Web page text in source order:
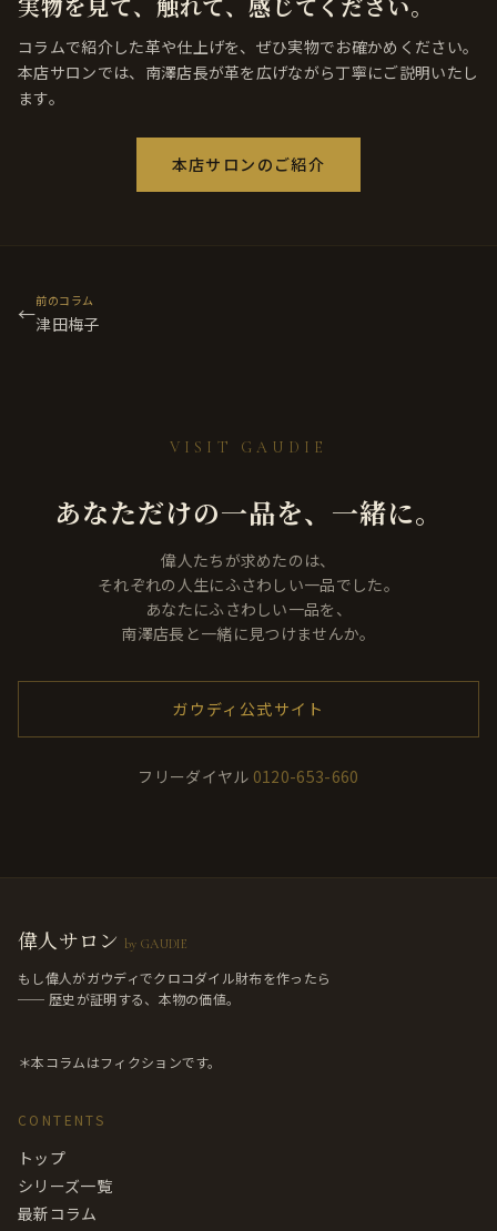
実物を見て、触れて、感じてください。
コラムで紹介した革や仕上げを、ぜひ実物でお確かめください。
本店サロンでは、南澤店長が革を広げながら丁寧にご説明いたし
ます。
本店サロンのご紹介
←
前のコラム
津田梅子
VISIT GAUDIE
あなただけの一品を、一緒に。
偉人たちが求めたのは、
それぞれの人生にふさわしい一品でした。
あなたにふさわしい一品を、
南澤店長と一緒に見つけませんか。
ガウディ公式サイト
フリーダイヤル 0120-653-660
偉人サロン by GAUDIE
もし偉人がガウディでクロコダイル財布を作ったら
── 歴史が証明する、本物の価値。
＊本コラムはフィクションです。
CONTENTS
トップ
シリーズ一覧
最新コラム